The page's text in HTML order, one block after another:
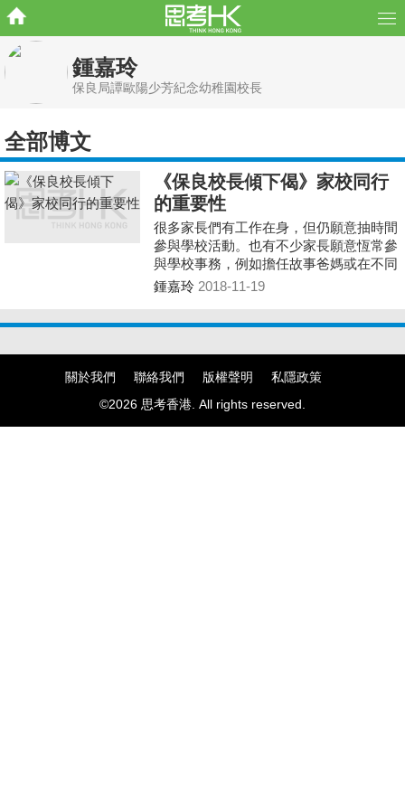
鍾嘉玲
保良局譚歐陽少芳紀念幼稚園校長
全部博文
《保良校長傾下偈》家校同行
的重要性
很多家長們有工作在身，但仍願意抽時間
參與學校活動。也有不少家長願意恆常參
與學校事務，例如擔任故事爸媽或在不同
的活動中提供協助。我相信他們願意犧牲
鍾嘉玲 2018-11-19
關於我們 聯絡我們 版權聲明
私隱政策
©2026 思考香港. All rights reserved.